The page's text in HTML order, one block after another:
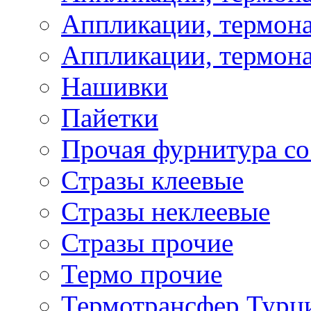
Аппликации,
Аппликации,
Нашивки
Пайетки
Прочая фурнитура
Стразы клеевые
Стразы неклеевые
Стразы прочие
Термо прочие
Термотрансфер